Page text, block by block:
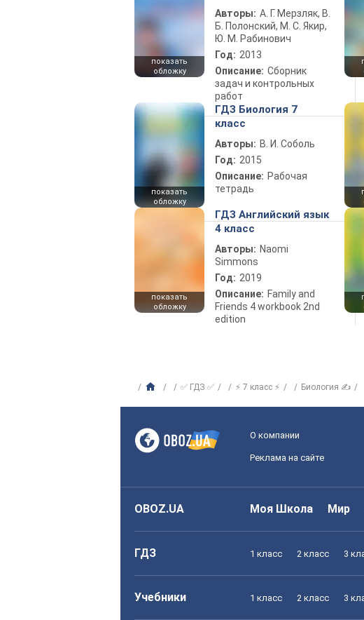
показать
обложку
Авторы: А. Г. Мерзляк, В.
Б. Полонский, М. С. Якир,
Ю. М. Рабинович
Год: 2013
Описание: Сборник
задач и контрольных
работ
показать
обложку
ГДЗ Биология 7
класс
Авторы: В. И. Соболь
Год: 2015
Описание: Рабочая
тетрадь
показать
обложку
ГДЗ Английский язык
4 класс
Авторы: Naomi
Simmons
Год: 2019
Описание: Family and
Friends 4 workbook 2nd
edition
✅ ГДЗ ✅ ⚡ 7 класс ⚡ Биология ✍
О компании
Реклама на сайте
OBOZ.UA Моя Школа Мир
ГДЗ 1 класс 2 класс 3
Учебники 1 класс 2 класс 3